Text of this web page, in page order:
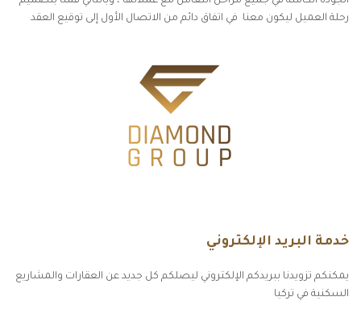
رحلة العميل ليكون معنا في اتفاق دائم من الاتصال الأول إلى توقيع العقد
خدمة البريد الإلكتروني
يمكنكم تزويدنا ببريدكم الإلكتروني ليصلكم كل جديد عن العقارات والمشاريع
السكنية في تركيا